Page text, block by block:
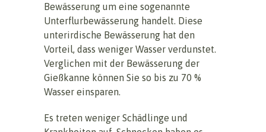
Bewässerung um eine sogenannte
Unterflurbewässerung handelt. Diese
unterirdische Bewässerung hat den
Vorteil, dass weniger Wasser verdunstet.
Verglichen mit der Bewässerung der
Gießkanne können Sie so bis zu 70 %
Wasser einsparen.
Es treten weniger Schädlinge und